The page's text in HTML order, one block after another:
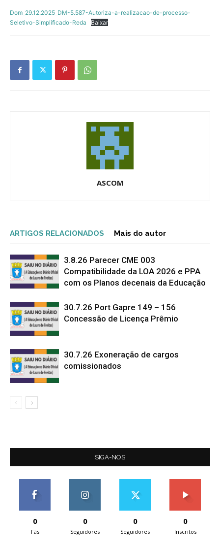
Dom_29.12.2025_DM-5.587-Autoriza-a-realizacao-de-processo-
Seletivo-Simplificado-Reda
Baixar
ASCOM
ARTIGOS RELACIONADOS Mais do autor
3.8.26 Parecer CME 003
Compatibilidade da LOA 2026 e PPA
com os Planos decenais da Educação
30.7.26 Port Gapre 149 – 156
Concessão de Licença Prêmio
30.7.26 Exoneração de cargos
comissionados
SIGA-NOS
0
Fãs
0
Seguidores
0
Seguidores
0
Inscritos